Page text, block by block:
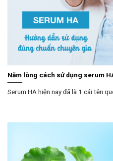
Nằm lòng cách sử dụng serum
Serum HA hiện nay đã là 1 cái tên